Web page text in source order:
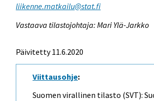
liikenne.matkailu@stat.fi
Vastaava tilastojohtaja: Mari Ylä-Jarkko
Päivitetty 11.6.2020
Viittausohje:
Suomen virallinen tilasto (SVT):